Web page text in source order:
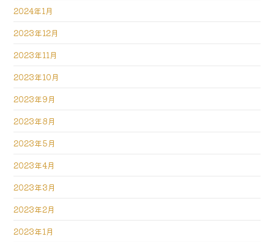
2024年1月
2023年12月
2023年11月
2023年10月
2023年9月
2023年8月
2023年5月
2023年4月
2023年3月
2023年2月
2023年1月